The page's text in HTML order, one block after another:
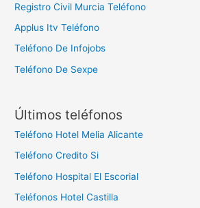
Registro Civil Murcia Teléfono
Applus Itv Teléfono
Teléfono De Infojobs
Teléfono De Sexpe
Últimos teléfonos
Teléfono Hotel Melia Alicante
Teléfono Credito Si
Teléfono Hospital El Escorial
Teléfonos Hotel Castilla